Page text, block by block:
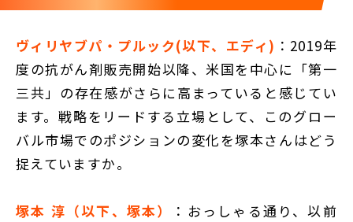
ヴィリヤブパ・プルック(以下、エディ) ：2019年
度の抗がん剤販売開始以降、米国を中心に「第一
三共」の存在感がさらに高まっていると感じてい
ます。戦略をリードする立場として、このグロー
バル市場でのポジションの変化を塚本さんはどう
捉えていますか。
塚本 淳（以下、塚本）
：おっしゃる通り、以前